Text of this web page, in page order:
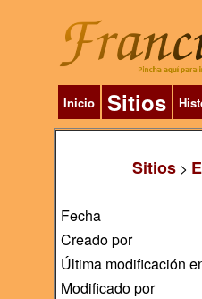
Inicio Sitios
Sitios>
Fecha
Creado por
Última modificación
Modificado por